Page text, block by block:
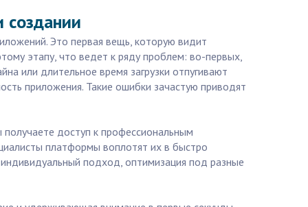
создании
Это первая вещь, которую видит
этапу, что ведет к ряду проблем: во-первых,
или длительное время загрузки отпугивают
приложения. Такие ошибки зачастую приводят
доступ к профессиональным
платформы воплотят их в быстро
подход, оптимизация под разные